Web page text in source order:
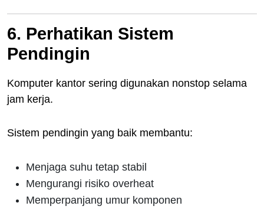
6. Perhatikan Sistem
Pendingin
Komputer kantor sering digunakan nonstop selama
jam kerja.
Sistem pendingin yang baik membantu:
Menjaga suhu tetap stabil
Mengurangi risiko overheat
Memperpanjang umur komponen